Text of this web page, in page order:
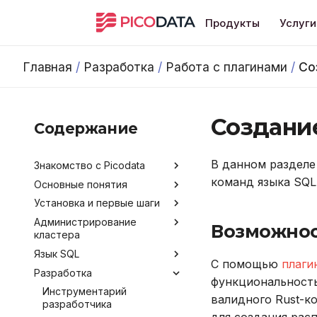
Продукты Услуги
Главная / Разработка / Работа с плагинами /
Содержание
Знакомство с Picodata
Общее описание продукта
Преимущества Picodata
Сценарии использования
Picodata
Обратная связь и
получение помощи
Лицензирование
Версионирование
Основные понятия
Типы таблиц
Синхронная репликация
Установка и первые шаги
Установка Picodata
Запуск Picodata
Создание кластера
Добавление узлов
Удаление узлов
Администрирование
кластера
Конфигурирование
Обзор методов
конфигурирования
Аргументы командной
Мониторинг
Получение данных о
кластере
Развертывание кластера
через Ansible
Язык SQL
Команды и термины SQL
Data Control Language
Data Definition Language
Разработка
Инструментарий
разработчика
В данном
команд языка
С помощью
валидного Rust-